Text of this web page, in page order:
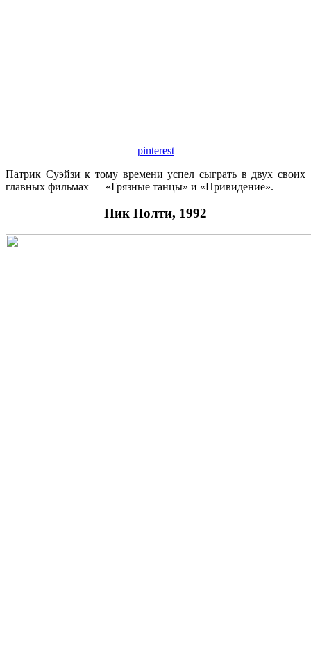
pinterest
Патрик Суэйзи к тому времени успел сыграть в двух своих
главных фильмах — «Грязные танцы» и «Привидение».
Ник Нолти, 1992